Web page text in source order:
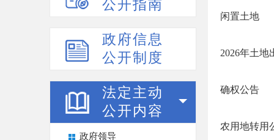
公开指南
政府信息
公开制度
法定主动
公开内容
政府领导
闲置土地
2026年土地
确权公告
农用地转用